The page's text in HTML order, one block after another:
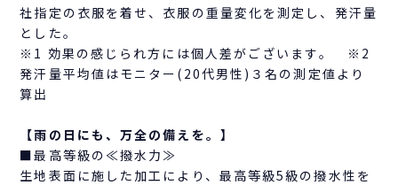
社指定の衣服を着せ、衣服の重量変化を測定し、発汗量
とした。
※1 効果の感じられ方には個人差がございます。 ※2
発汗量平均値はモニター(20代男性)３名の測定値より
算出
【雨の日にも、万全の備えを。】
■最高等級の≪撥水力≫
生地表面に施した加工により、最高等級5級の撥水性を